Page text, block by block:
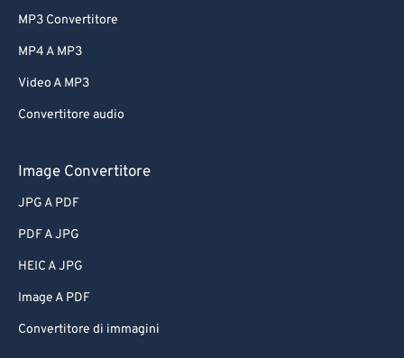
MP3 Convertitore
MP4 A MP3
Video A MP3
Convertitore audio
Image Convertitore
JPG A PDF
PDF A JPG
HEIC A JPG
Image A PDF
Convertitore di immagini